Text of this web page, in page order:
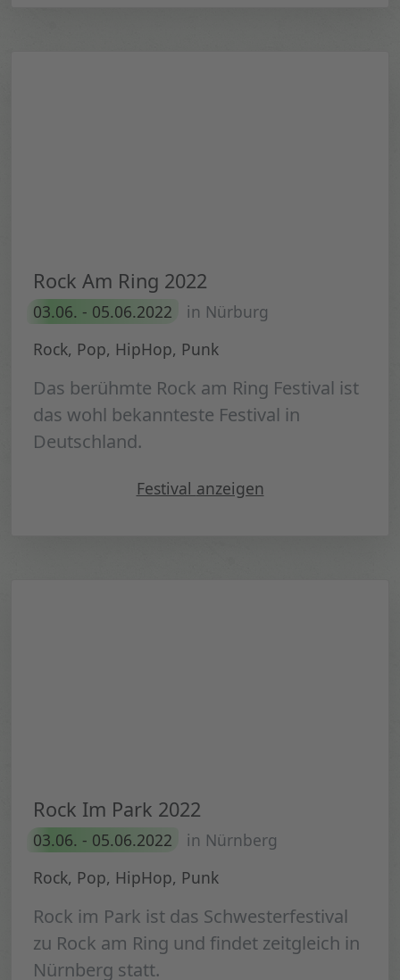
Rock Am Ring 2022
03.06. - 05.06.2022
in Nürburg
Rock, Pop, HipHop, Punk
Das berühmte Rock am Ring Festival ist
das wohl bekannteste Festival in
Deutschland.
Festival "Rock Am Ring 2022"
anzeigen
Rock Im Park 2022
03.06. - 05.06.2022
in Nürnberg
Rock, Pop, HipHop, Punk
Rock im Park ist das Schwesterfestival
zu Rock am Ring und findet zeitgleich in
Nürnberg statt.